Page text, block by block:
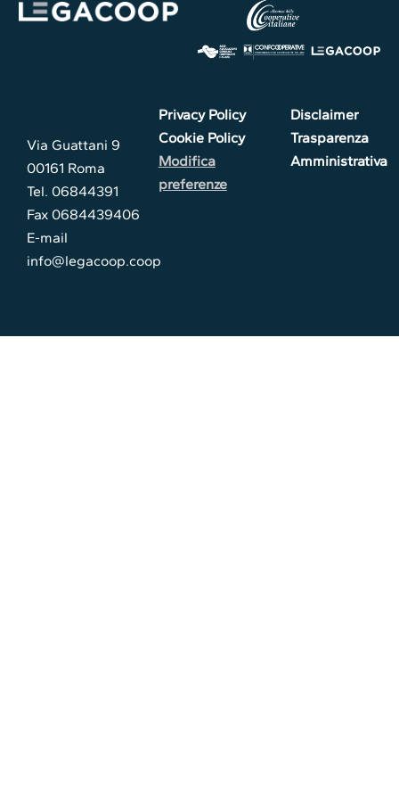
Via Guattani 9
00161 Roma
Tel. 06844391
Fax 0684439406
E-mail
info@legacoop.coop
Privacy Policy
Cookie Policy
Modifica
preferenze
Disclaimer
Trasparenza
Amministrativa